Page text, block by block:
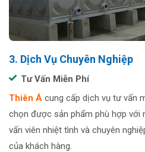
3. Dịch Vụ Chuyên Nghiệp
Tư Vấn Miễn Phí
Thiên Á cung cấp dịch vụ tư vấn
chọn được sản phẩm phù hợp với
vấn viên nhiệt tình và chuyên
của khách hàng.